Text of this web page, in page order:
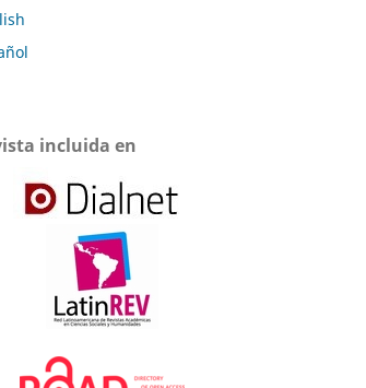
incluida en